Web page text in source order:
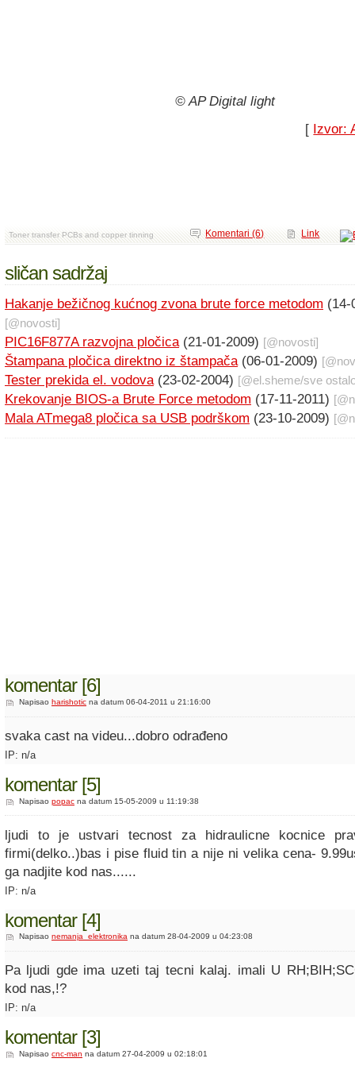
© AP Digital light
[ Izvor:
Toner transfer PCBs and copper tinning Link
Komentari (6)
sličan sadržaj
Hakanje bežičnog kućnog zvona brute force metodom (14-
[@novosti]
PIC16F877A razvojna pločica(21-01-2009) [@novosti]
Štampana pločica direktno iz štampača(06-01-2009) [@
Tester prekida el. vodova(23-02-2004) [@el.sheme/sve
Krekovanje BIOS-a Brute Force metodom (17-11-2011) [@
Mala ATmega8 pločica sa USB podrškom (23-10-2009) [@
komentar [6]
Napisao harishotic na datum 06-04-2011 u 21:16:00
svaka cast na videu...dobro odrađeno
IP: n/a
komentar [5]
Napisao popac na datum 15-05-2009 u 11:19:38
ljudi to je ustvari tecnost za hidraulicne kocnice
firmi(delko..)bas i pise fluid tin a nije ni velika cena-
ga nadjite kod nas......
IP: n/a
komentar [4]
Napisao nemanja_elektronika na datum 28-04-2009 u 04:23:08
Pa ljudi gde ima uzeti taj tecni kalaj. imali U
kod nas,!?
IP: n/a
komentar [3]
Napisao cnc-man na datum 27-04-2009 u 02:18:01